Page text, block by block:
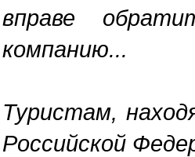
вправе
компанию...
Туристам,
Российской